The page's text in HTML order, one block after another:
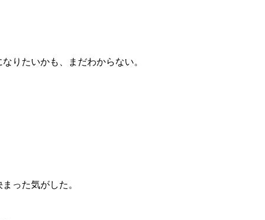
りたいかも、まだわからない。
った気がした。